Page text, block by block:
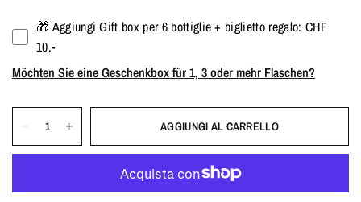
🎁 Aggiungi Gift box per 6 bottiglie + biglietto regalo: CHF
10.-
Möchten Sie eine Geschenkbox für 1, 3 oder mehr Flaschen?
AGGIUNGI AL CARRELLO